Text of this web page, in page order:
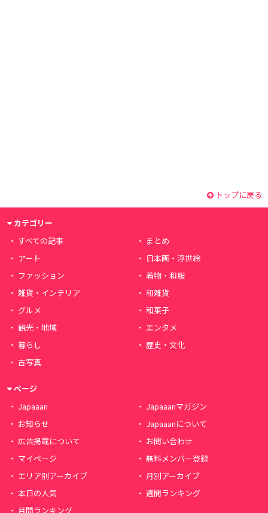
トップに戻る
カテゴリー
すべての記事
まとめ
アート
日本画・浮世絵
ファッション
着物・和服
雑貨・インテリア
和雑貨
グルメ
和菓子
観光・地域
エンタメ
暮らし
歴史・文化
古写真
ページ
Japaaan
Japaaanマガジン
お知らせ
Japaaanについて
広告掲載について
お問い合わせ
マイページ
無料メンバー登録
エリア別アーカイブ
月別アーカイブ
本日の人気
週間ランキング
月間ランキング